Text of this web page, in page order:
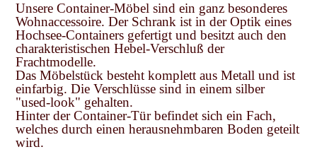
Unsere Container-Möbel sind ein ganz besonderes
Wohnaccessoire. Der Schrank ist in der Optik eines
Hochsee-Containers gefertigt und besitzt auch den
charakteristischen Hebel-Verschluß der
Frachtmodelle.
Das Möbelstück besteht komplett aus Metall und ist
einfarbig. Die Verschlüsse sind in einem silber
"used-look" gehalten.
Hinter der Container-Tür befindet sich ein Fach,
welches durch einen herausnehmbaren Boden geteilt
wird.